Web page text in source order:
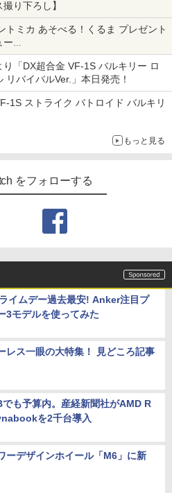
り下ろし】
トミカ あそべる！くるま プレゼント
ー
ならではの体験とコラボの楽しさを
り「DX超合金 VF-1S バルキリー ロ
バイバルVer.」本日発売！
1S ストライク バトロイド バルキリ
もっと見る
をフォローする
イムデー過去最安! Anker注目プ
3モデルを使ってみた
レス一眼の大特集！ 見どころ記事
でも予算内。産経新聞社がAMD R
を2千台導入
ーデザインホイール「M6」に新